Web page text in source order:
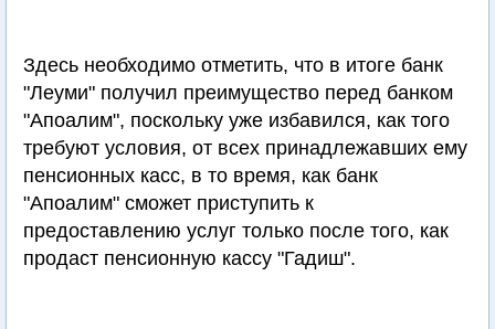
Здесь необходимо отметить, что в итоге банк
"Леуми" получил преимущество перед банком
"Апоалим", поскольку уже избавился, как того
требуют условия, от всех принадлежавших ему
пенсионных касс, в то время, как банк
"Апоалим" сможет приступить к
предоставлению услуг только после того, как
продаст пенсионную кассу "Гадиш".